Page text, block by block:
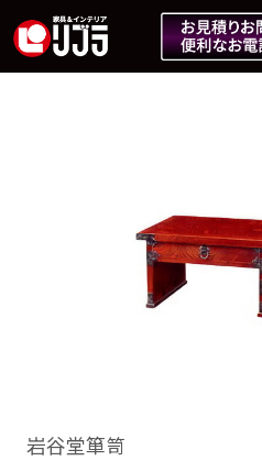
岩谷堂箪笥